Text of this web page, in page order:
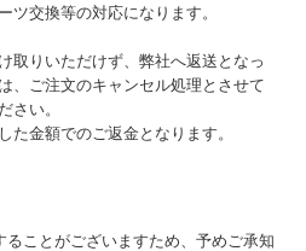
ツ交換等の対応になります。
取りいただけず、弊社へ返送となっ
、ご注文のキャンセル処理とさせて
さい。
た金額でのご返金となります。
ことがございますため、予めご承知